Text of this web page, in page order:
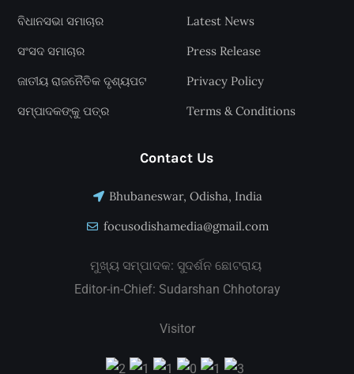
ବିଧାନସଭା ସମାଚାର
ସଂସଦ ସମାଚାର
ଜାତୀୟ ରାଜନୈତିକ ଦୃଶ୍ୟପଟ
ସମ୍ପାଦକଙ୍କୁ ପତ୍ର
Latest News
Press Release
Privacy Policy
Terms & Conditions
Contact Us
Bhubaneswar, Odisha, India
focusodishamedia@gmail.com
ମୁଖ୍ୟ ସମ୍ପାଦକ: ସୁଦର୍ଶନ ଛୋଟରାୟ
Editor-in-Chief: Sudarshan Chhotoray
Visitor